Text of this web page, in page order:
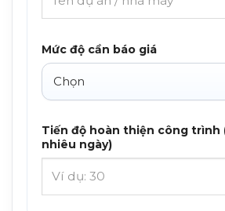
Mức độ cần báo giá
Tiến độ hoàn thiện công trình
nhiêu ngày)